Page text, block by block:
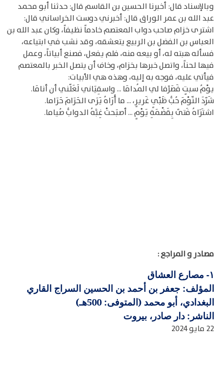
وبالإسناد قال: أخبرنا الحسين بن القاسم قال: حدثنا أبو محمد
عبد الله بن عمر الوراق قال: أخبرني دوست الخراساني قال:
اشترى خزام صاحب دواب المعتصم خادماً نظيفاً، وكان عبد الله بن
العباس بن الفضل بن الربيع يتعشقه، وقد نشب في ابتياعه،
فسأله هبته له، أو بيعه منه، فلم يفعل، فصنع أبياتاً، وعمل
فيها لحناً، واتصل خبرها بخزام، وخاف أن يتصل الخبر بالمعتصم
فيأتي عليه، فوجه به إليه، وهذه هي الأبيات:
يوْمُ سبتٍ فَصَرِّفا لي المُدامَا ... واسقِيَاني لَعَلّني أن أنامَا.
شَرّدَ النّوْمَ حُبُّ ظَبْيٍ غَريرٍ، ... ما أُرَاهُ يَرَى الحَرَامَ حَرَاما.
اشتَرَاهُ فَتىً بِقَضْمَةِ يَوْمٍ ... أصبَحتْ غِبَّهُ الدوابُّ صُياما.
مصادر و المراجع :
١-
مصارع العشاق
المؤلف: جعفر بن أحمد بن الحسين السراج القاري
البغدادي، أبو محمد (المتوفى: 500هـ)
الناشر: دار صادر، بيروت
22 مايو 2024